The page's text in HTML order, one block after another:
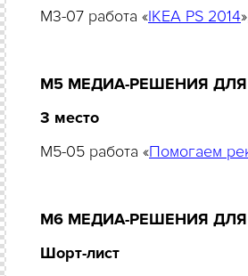
M3-07 работа «IKEA PS 2014
M5 МЕДИА-РЕШЕНИЯ
3 место
M5-05 работа «Помогаем
M6 МЕДИА-РЕШЕНИЯ ДЛЯ
Шорт-лист